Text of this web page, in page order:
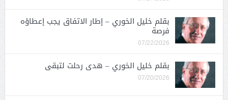
بقلم خليل الخوري – إطار الاتفاق يجب إعطاؤه
فرصة
07/22/2026
بقلم خليل الخوري – هدى رحلت لتبقى
07/20/2026